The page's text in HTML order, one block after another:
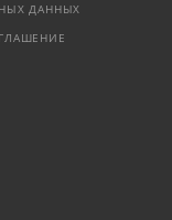
ДАННЫХ